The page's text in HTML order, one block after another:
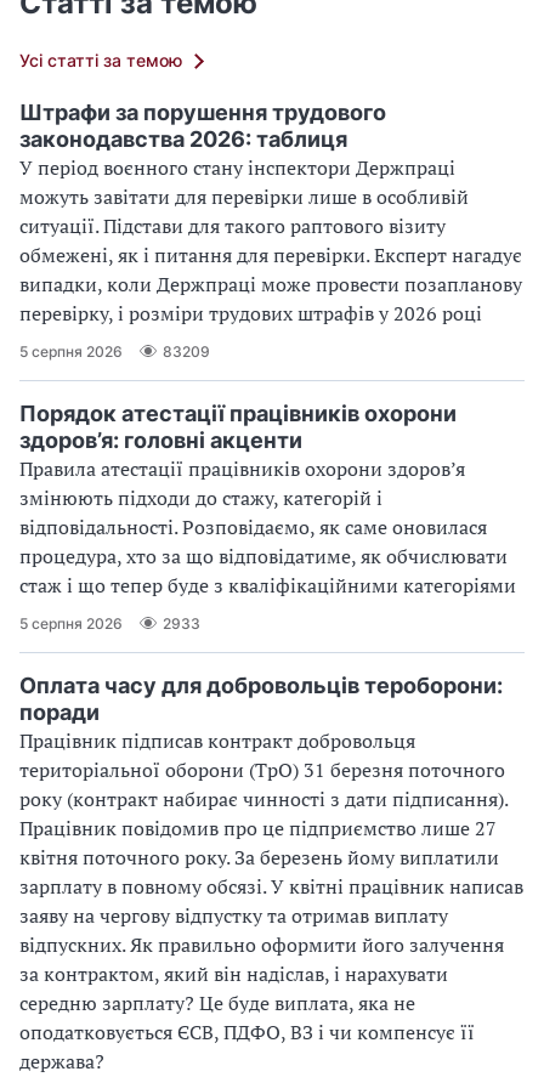
Усі статті за темою
Штрафи за порушення трудового
законодавства 2026: таблиця
У період воєнного стану інспектори Держпраці
можуть завітати для перевірки лише в особливій
ситуації. Підстави для такого раптового візиту
обмежені, як і питання для перевірки. Експерт нагадує
випадки, коли Держпраці може провести позапланову
перевірку, і розміри трудових штрафів у 2026 році
5 серпня 2026 83209
Порядок атестації працівників охорони
здоров’я: головні акценти
Правила атестації працівників охорони здоров’я
змінюють підходи до стажу, категорій і
відповідальності. Розповідаємо, як саме оновилася
процедура, хто за що відповідатиме, як обчислювати
стаж і що тепер буде з кваліфікаційними категоріями
5 серпня 2026 2933
Оплата часу для добровольців тероборони:
поради
Працівник підписав контракт добровольця
територіальної оборони (ТрО) 31 березня поточного
року (контракт набирає чинності з дати підписання).
Працівник повідомив про це підприємство лише 27
квітня поточного року. За березень йому виплатили
зарплату в повному обсязі. У квітні працівник написав
заяву на чергову відпустку та отримав виплату
відпускних. Як правильно оформити його залучення
за контрактом, який він надіслав, і нарахувати
середню зарплату? Це буде виплата, яка не
оподатковується ЄСВ, ПДФО, ВЗ і чи компенсує її
держава?